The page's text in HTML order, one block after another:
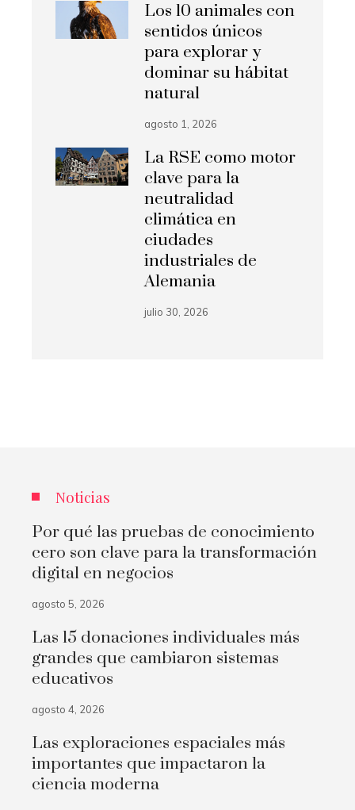
Los 10 animales con
sentidos únicos
para explorar y
dominar su hábitat
natural
agosto 1, 2026
La RSE como motor
clave para la
neutralidad
climática en
ciudades
industriales de
Alemania
julio 30, 2026
Noticias
Por qué las pruebas de conocimiento
cero son clave para la transformación
digital en negocios
agosto 5, 2026
Las 15 donaciones individuales más
grandes que cambiaron sistemas
educativos
agosto 4, 2026
Las exploraciones espaciales más
importantes que impactaron la
ciencia moderna